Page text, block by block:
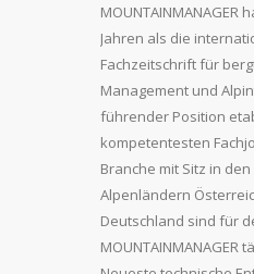
MOUNTAINMANAGER
Jahren als die
Fachzeitschrift für
Management und
führender Position
kompetentesten
Branche mit Sitz in
Alpenländern
Deutschland sind für
MOUNTAINMANAGER